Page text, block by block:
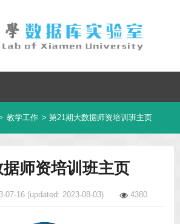
教学工作 > 第21期大数据师资培训班主页
师资培训班主页
07-16 (updated: 2023-08-03) 4380